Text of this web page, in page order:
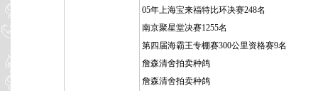
05年上海宝来福特比环决赛248名
南京聚星堂决赛1255名
第四届海霸王专棚赛300公里资格赛9名
詹森清舍拍卖种鸽
詹森清舍拍卖种鸽